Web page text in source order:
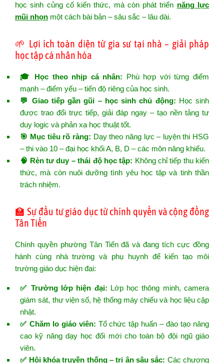
học sinh củng cố kiến thức, mà còn phát triển năng lực
mũi nhọn một cách bài bản – sâu sắc – lâu dài.
🌱 Lợi ích toàn diện từ gia sư tại nhà – giải pháp
học tập cá nhân hóa
🎓 Học theo nhịp cá nhân: Phù hợp với từng điểm
mạnh – điểm yếu – tiến độ riêng của học sinh.
💬 Giao tiếp gần gũi – học sinh chủ động: Học sinh
được trao đổi trực tiếp, giải đáp ngay – tạo nền tảng tư
duy logic và phản xạ học thuật tốt.
🎯 Mục tiêu rõ ràng: Dạy theo năng lực – luyện thi HSG
– thi vào 10 – đại học khối A, B, D – các môn năng khiếu.
🧠 Rèn tư duy – thái độ học tập: Không chỉ tiếp thu kiến
thức, mà còn nuôi dưỡng tình yêu học tập và tinh thần
trách nhiệm.
🏫 Sự đầu tư giáo dục từ chính quyền và cộng đồng
Tân Tiến
Chính quyền phường Tân Tiến đã và đang tích cực đồng
hành cùng nhà trường và phụ huynh để kiến tạo môi
trường giáo dục hiện đại:
✅ Trường lớp hiện đại: Lớp học thông minh, camera
giám sát, thư viện số, hệ thống máy chiếu và học liệu cập
nhật.
✅ Chăm lo giáo viên: Tổ chức tập huấn – đào tạo nâng
cao kỹ năng dạy học đổi mới cho toàn bộ đội ngũ giáo
viên.
✅ Hội khóa truyền thống – tri ân sâu sắc: Các chương